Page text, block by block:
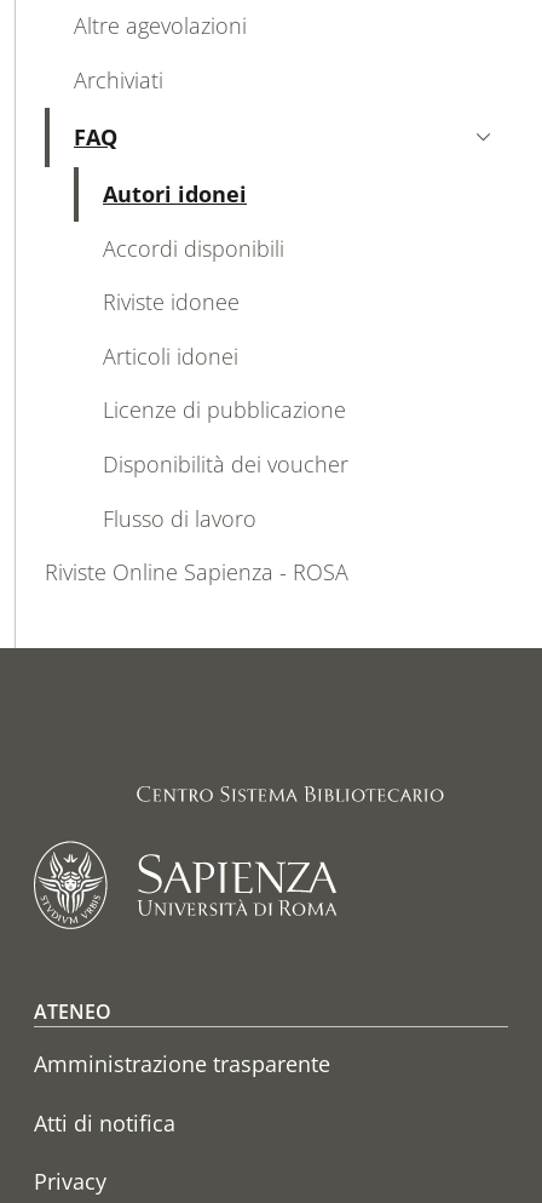
Altre agevolazioni
Archiviati
FAQ
Attivo
Autori idonei
Accordi disponibili
Riviste idonee
Articoli idonei
Licenze di pubblicazione
Disponibilità dei voucher
Flusso di lavoro
Riviste Online Sapienza - ROSA
Footer menu
ATENEO
Amministrazione trasparente
Atti di notifica
Privacy